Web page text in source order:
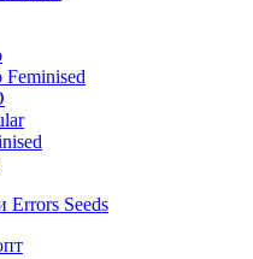
Feminised
Errors Seeds